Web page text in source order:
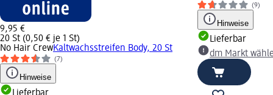
9,95 €
20 St (0,50 € je 1 St)
No Hair CrewKaltwachsstreifen Body, 20 St
(7)
Hinweise
(9)
Hinweise
Lieferbar
dm Markt